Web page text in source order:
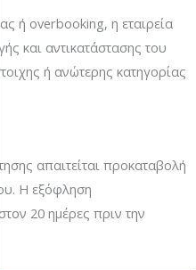
ή overbooking, η εταιρεία
και αντικατάστασης του
ή ανώτερης κατηγορίας
απαιτείται προκαταβολή
Η εξόφληση
20 ημέρες πριν την